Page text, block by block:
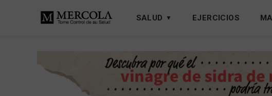
SALUD EJERCICIOS